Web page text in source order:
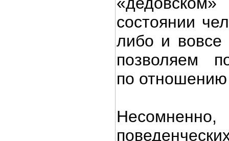
состоянии
либо и вовсе
позволяем
по отношению